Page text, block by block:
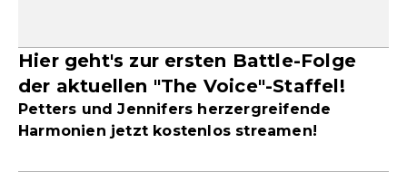
Hier geht's zur ersten Battle-Folge
der aktuellen "The Voice"-Staffel!
Petters und Jennifers herzergreifende
Harmonien jetzt kostenlos streamen!